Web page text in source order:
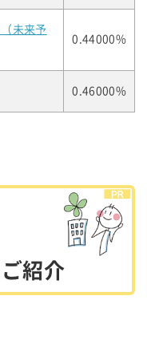
未来予
0.44000%
0.46000%
紹介